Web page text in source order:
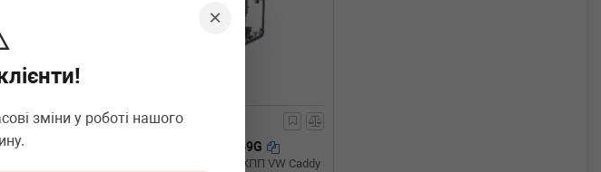
×
зміни у роботі нашого
0AM927769G
Блок електричний АКПП VW Caddy